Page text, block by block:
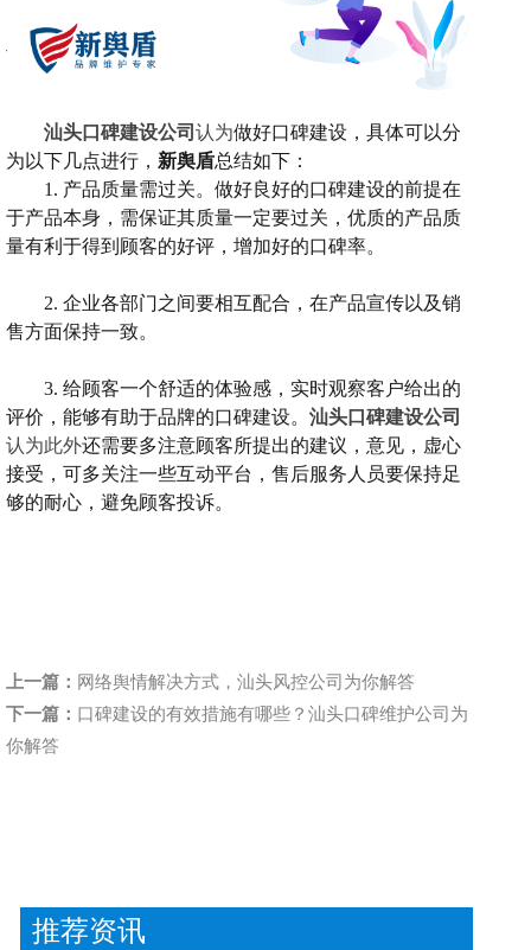
汕头口碑建设公司 认为做好口碑建设，具体可以分
为以下几点进行， 新舆盾总结如下：
1. 产品质量需过关。 做好良好的口碑建设的前提在
于产品本身，需保证其质量一定要过关，优质的产品质
量有利于得到顾客的好评，增加好的口碑率。
2. 企业各部门之间要相互配合，在产品宣传以及销
售方面保持一致。
3. 给顾客一个舒适的体验感，实时观察客户给出的
评价，能够有助于品牌的口碑建设。 汕头口碑建设公司
认为此外还需要多注意顾客所提出的建议，意见，虚心
接受，可多关注一些互动平台，售后服务人员要保持足
够的耐心，避免顾客投诉。
上一篇： 网络舆情解决方式，汕头风控公司为你解答
下一篇： 口碑建设的有效措施有哪些？汕头口碑维护公司为
你解答
推荐资讯